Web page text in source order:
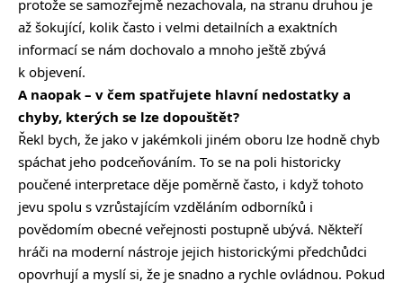
protože se samozřejmě nezachovala, na stranu druhou je
až šokující, kolik často i velmi detailních a exaktních
informací se nám dochovalo a mnoho ještě zbývá
k objevení.
A naopak – v čem spatřujete hlavní nedostatky a
chyby, kterých se lze dopouštět?
Řekl bych, že jako v jakémkoli jiném oboru lze hodně chyb
spáchat jeho podceňováním. To se na poli historicky
poučené interpretace děje poměrně často, i když tohoto
jevu spolu s vzrůstajícím vzděláním odborníků i
povědomím obecné veřejnosti postupně ubývá. Někteří
hráči na moderní nástroje jejich historickými předchůdci
opovrhují a myslí si, že je snadno a rychle ovládnou. Pokud